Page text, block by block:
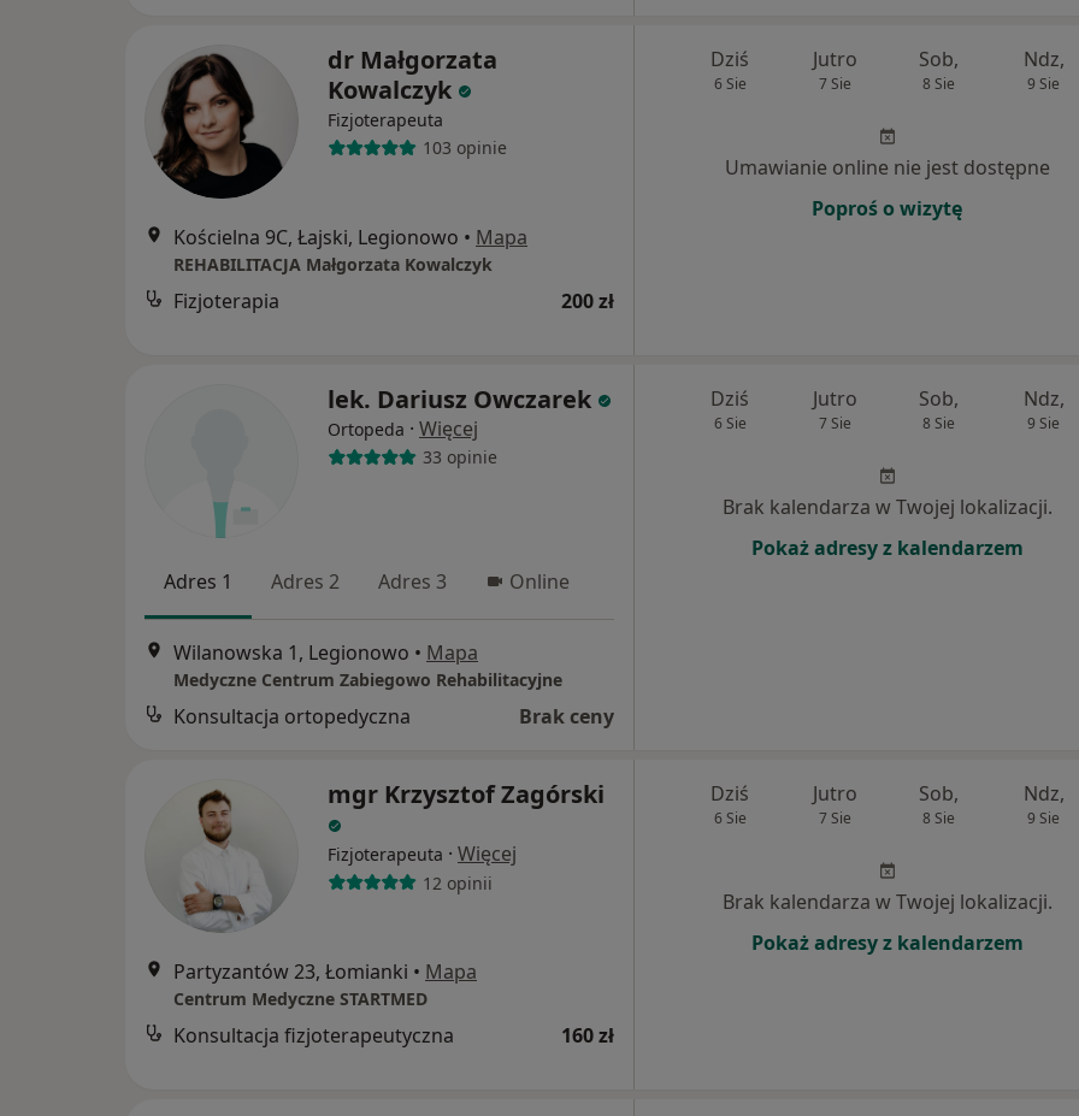
dr Małgorzata
Kowalczyk
Fizjoterapeuta
103 opinie
Kościelna 9C, Łajski, Legionowo • Mapa
REHABILITACJA Małgorzata Kowalczyk
Fizjoterapia 200 zł
Dziś
6 Sie
Jutro
7 Sie
Sob,
8 Sie
Ndz,
9 Sie
Umawianie online nie jest dostępne
Poproś o wizytę
lek. Dariusz Owczarek
Ortopeda · Więcej
33 opinie
Adres 1 Adres 2 Adres 3 Online
Wilanowska 1, Legionowo • Mapa
Medyczne Centrum Zabiegowo Rehabilitacyjne
Konsultacja ortopedyczna Brak ceny
Dziś
6 Sie
Jutro
7 Sie
Sob,
8 Sie
Ndz,
9 Sie
Brak kalendarza w Twojej lokalizacji.
Pokaż adresy z kalendarzem
mgr Krzysztof Zagórski
Fizjoterapeuta · Więcej
12 opinii
Partyzantów 23, Łomianki • Mapa
Centrum Medyczne STARTMED
Konsultacja fizjoterapeutyczna 160 zł
Dziś
6 Sie
Jutro
7 Sie
Sob,
8 Sie
Ndz,
9 Sie
Brak kalendarza w Twojej lokalizacji.
Pokaż adresy z kalendarzem